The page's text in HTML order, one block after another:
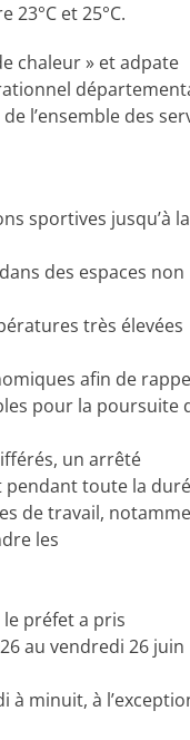
et 25°C.
chaleur » et adpate
l’ensemble des
sportives jusqu’à
des espaces non
très élevées
afin de
pour la poursuite
un arrêté
toute la
de travail,
les
préfet a pris
au vendredi 26 juin
à minuit, à